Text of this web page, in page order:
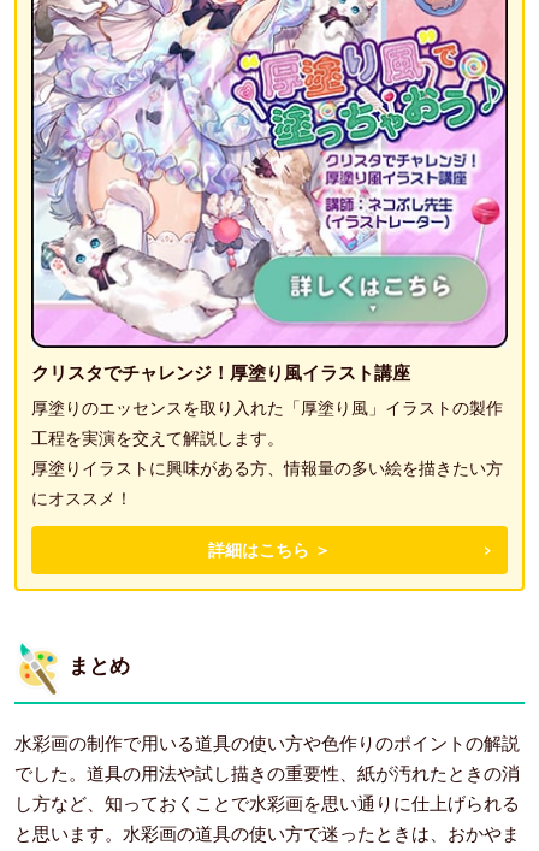
クリスタでチャレンジ！厚塗り風イラスト講座
厚塗りのエッセンスを取り入れた「厚塗り風」イラストの製作
工程を実演を交えて解説します。
厚塗りイラストに興味がある方、情報量の多い絵を描きたい方
にオススメ！
詳細はこちら ＞
まとめ
水彩画の制作で用いる道具の使い方や色作りのポイントの解説
でした。道具の用法や試し描きの重要性、紙が汚れたときの消
し方など、知っておくことで水彩画を思い通りに仕上げられる
と思います。水彩画の道具の使い方で迷ったときは、おかやま